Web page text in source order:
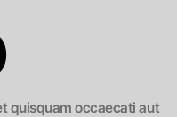
quisquam occaecati aut